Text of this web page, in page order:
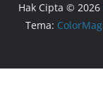
Hak Cipta © 2026
Tema: ColorMag